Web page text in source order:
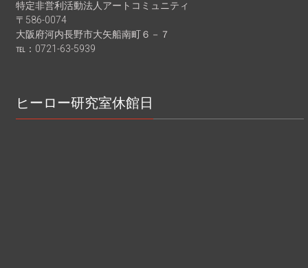
特定非営利活動法人アートコミュニティ
〒586-0074
大阪府河内長野市大矢船南町６－７
℡：0721-63-5939
ヒーロー研究室休館日